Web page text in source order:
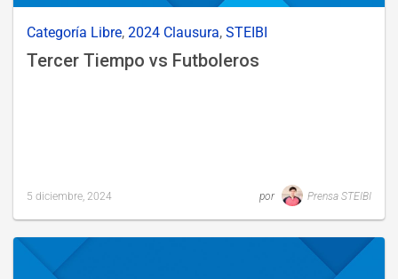
Categoría Libre, 2024 Clausura, STEIBI
Tercer Tiempo vs Futboleros
diciembre,
2024
5 diciembre, 2024 por Prensa STEIBI